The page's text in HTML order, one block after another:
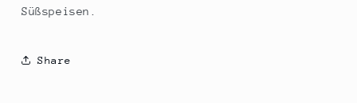
Süßspeisen.
Share